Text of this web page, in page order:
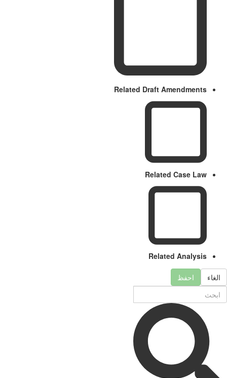
Related Draft Amendments
Related Case Law
Related Analysis
احفظ